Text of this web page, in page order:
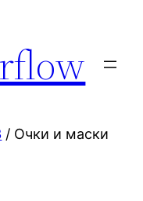
/ Очки и маски